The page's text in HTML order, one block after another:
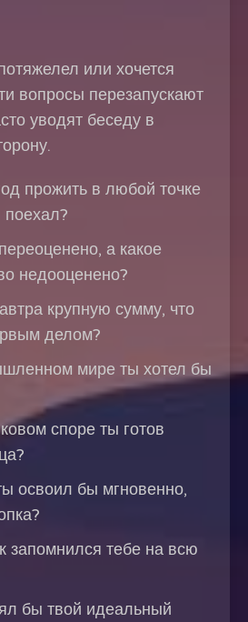
или хочется
вопросы перезапускают
уводят беседу в
прожить в любой точке
а какое
недооценено?
крупную сумму, что
делом?
мире ты хотел бы
споре ты готов
освоил бы мгновенно,
запомнился тебе на всю
бы твой идеальный